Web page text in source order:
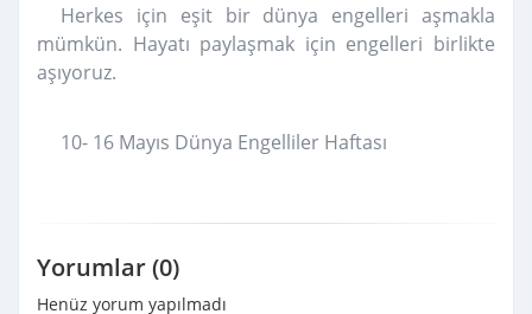
Herkes için eşit bir dünya engelleri aşmakla
mümkün. Hayatı paylaşmak için engelleri birlikte
aşıyoruz.
10- 16 Mayıs Dünya Engelliler Haftası
Yorumlar (0)
Henüz yorum yapılmadı